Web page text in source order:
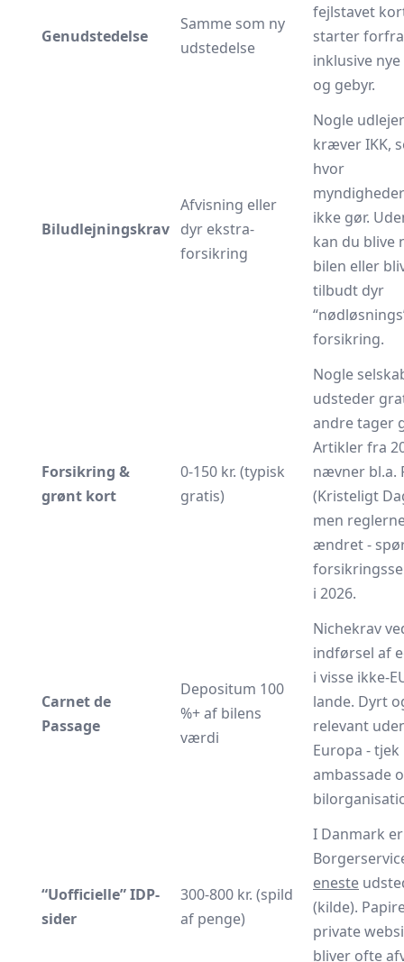
Genudstedelse
Samme som ny
udstedelse
fejlstavet
starter
inklusive
og gebyr.
Biludlejningskrav
Afvisning eller
dyr ekstra­
forsikring
Nogle
kræver IKK,
hvor
ikke gør.
kan du blive
bilen eller
tilbudt dyr
forsikring.
Forsikring &
grønt kort
0-150 kr. (typisk
gratis)
Nogle
udsteder
andre tager
Artikler fra
nævner bl.a.
(Kristeligt
men
ændret -
i 2026.
Carnet de
Passage
Depositum 100
%+ af bilens
værdi
Nichekrav
indførsel af
i visse ikke-
lande. Dyrt
relevant
Europa - tjek
ambassade
“Uofficielle” IDP-
sider
300-800 kr. (spild
af penge)
I Danmark er
eneste
(kilde).
private
bliver ofte